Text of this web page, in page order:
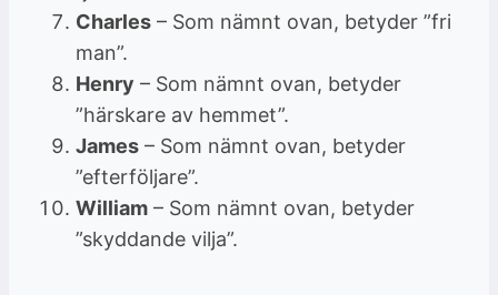
Charles – Som nämnt ovan, betyder ”fri
man”.
Henry – Som nämnt ovan, betyder
”härskare av hemmet”.
James – Som nämnt ovan, betyder
”efterföljare”.
William – Som nämnt ovan, betyder
”skyddande vilja”.